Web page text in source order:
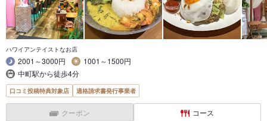
ハワイアンテイストなお店
2001～3000円
1001～1500円
中町駅から徒歩4分
口コミ投稿特典対象店 適格請求書発行事業者
クーポン コース